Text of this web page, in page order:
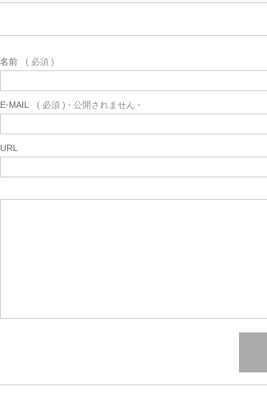
名前 ( 必須 )
E-MAIL ( 必須 ) - 公開されません -
URL